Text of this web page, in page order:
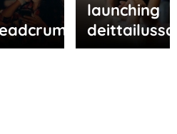
launching